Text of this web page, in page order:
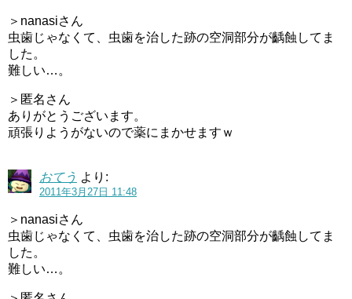
＞nanasiさん
虫歯じゃなくて、虫歯を治した跡の空洞部分が齲蝕してま
した。
難しい…。
＞匿名さん
ありがとうございます。
頑張りようがないので薬にまかせますｗ
おてう より:
2011年3月27日 11:48
＞nanasiさん
虫歯じゃなくて、虫歯を治した跡の空洞部分が齲蝕してま
した。
難しい…。